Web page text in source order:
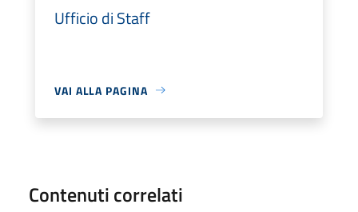
Ufficio di Staff
VAI ALLA PAGINA
Contenuti correlati